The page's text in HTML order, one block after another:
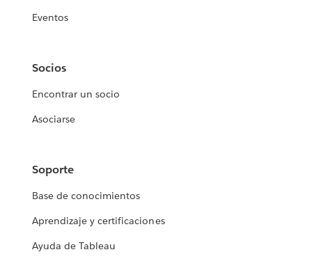
Eventos
Socios
Encontrar un socio
Asociarse
Soporte
Base de conocimientos
Aprendizaje y certificaciones
Ayuda de Tableau